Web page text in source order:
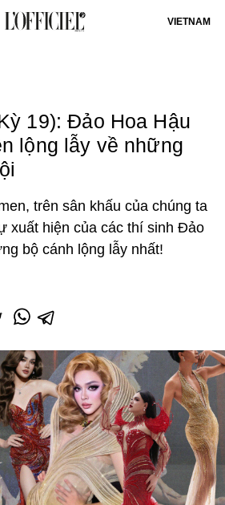
VIETNAM
19): Đảo Hoa Hậu
lộng lẫy về những
trên sân khấu của chúng ta
xuất hiện của các thí sinh Đảo
bộ cánh lộng lẫy nhất!